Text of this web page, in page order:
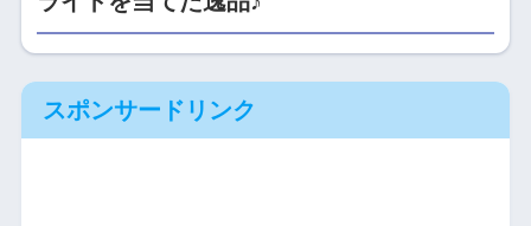
スポンサードリンク